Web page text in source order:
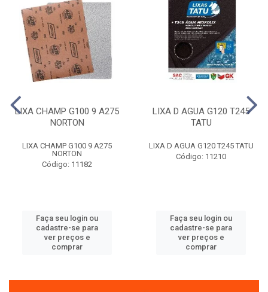
LIXA CHAMP G100 9 A275
NORTON
LIXA CHAMP G100 9 A275
NORTON
Código: 11182
Faça seu login ou
cadastre-se para
ver preços e
comprar
LIXA D AGUA G120 T245
TATU
LIXA D AGUA G120 T245 TATU
Código: 11210
Faça seu login ou
cadastre-se para
ver preços e
comprar